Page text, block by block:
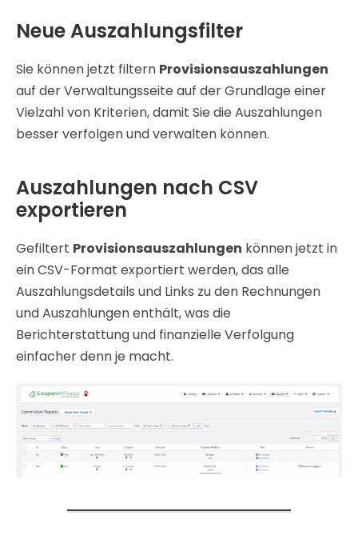
Neue Auszahlungsfilter
Sie können jetzt filtern Provisionsauszahlungen
auf der Verwaltungsseite auf der Grundlage einer
Vielzahl von Kriterien, damit Sie die Auszahlungen
besser verfolgen und verwalten können.
Auszahlungen nach CSV
exportieren
Gefiltert Provisionsauszahlungen können jetzt in
ein CSV-Format exportiert werden, das alle
Auszahlungsdetails und Links zu den Rechnungen
und Auszahlungen enthält, was die
Berichterstattung und finanzielle Verfolgung
einfacher denn je macht.